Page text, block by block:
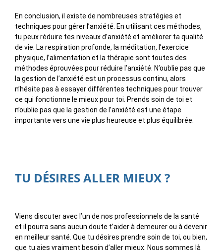
En conclusion, il existe de nombreuses stratégies et
techniques pour gérer l’anxiété. En utilisant ces méthodes,
tu peux réduire tes niveaux d’anxiété et améliorer ta qualité
de vie. La respiration profonde, la méditation, l’exercice
physique, l’alimentation et la thérapie sont toutes des
méthodes éprouvées pour réduire l’anxiété. N’oublie pas que
la gestion de l’anxiété est un processus continu, alors
n’hésite pas à essayer différentes techniques pour trouver
ce qui fonctionne le mieux pour toi. Prends soin de toi et
n’oublie pas que la gestion de l’anxiété est une étape
importante vers une vie plus heureuse et plus équilibrée.
TU DÉSIRES ALLER MIEUX ?
Viens discuter avec l’un de nos professionnels de la santé
et il pourra sans aucun doute t’aider à demeurer ou à devenir
en meilleur santé. Que tu désires prendre soin de toi, ou bien,
que tu aies vraiment besoin d’aller mieux. Nous sommes là